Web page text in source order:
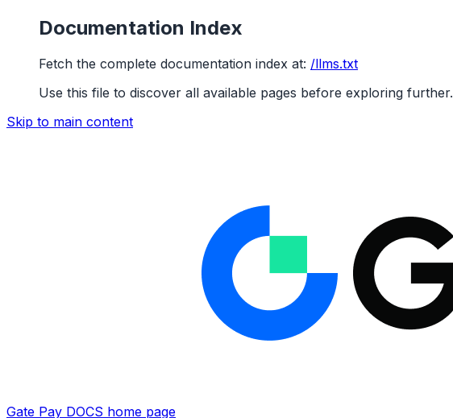
Documentation Index
Fetch the complete documentation index at: /llms.txt
Use this file to discover all available pages before exploring further.
Skip to main content
Gate Pay DOCS home page